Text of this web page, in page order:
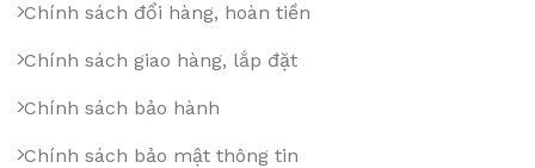
Chính sách đổi hàng, hoàn tiền
Chính sách giao hàng, lắp đặt
Chính sách bảo hành
Chính sách bảo mật thông tin